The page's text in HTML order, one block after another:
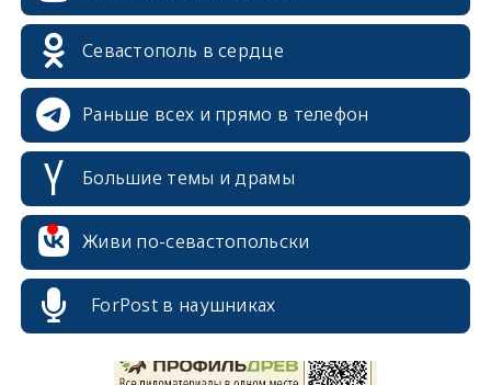
Севастополь в сердце
Раньше всех и прямо в телефон
Большие темы и драмы
Живи по-севастопольски
ForPost в наушниках
erid: 2SDnjcrDNw6